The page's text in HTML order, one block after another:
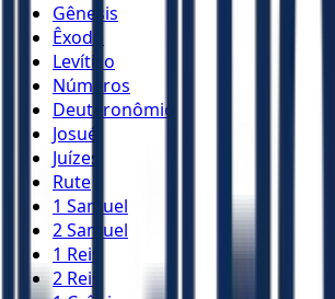
Gênesis
Êxodo
Levítico
Números
Deuteronômio
Josué
Juízes
Rute
1 Samuel
2 Samuel
1 Reis
2 Reis